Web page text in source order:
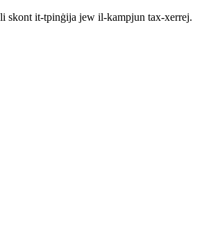
skont it-tpinġija jew il-kampjun tax-xerrej.